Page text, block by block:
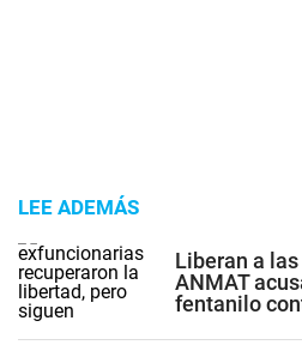
LEE ADEMÁS
Liberan a
ANMAT
fentanilo